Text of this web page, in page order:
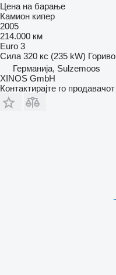
Цена на барање
Камион кипер
2005
214.000 км
Euro 3
Сила 320 кс (235 kW) Гориво
Германија, Sulzemoos
XINOS GmbH
Контактирајте го продавачот